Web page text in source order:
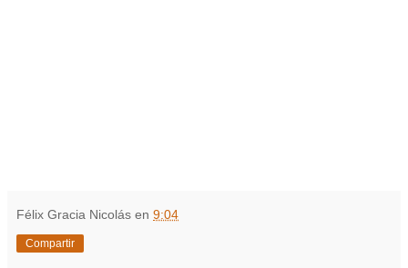
Félix Gracia Nicolás en 9:04
Compartir